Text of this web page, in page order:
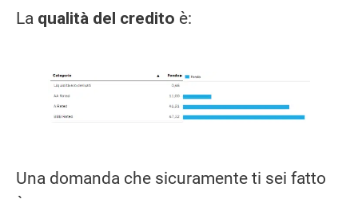
La qualità del credito è:
Una domanda che sicuramente ti sei fatto